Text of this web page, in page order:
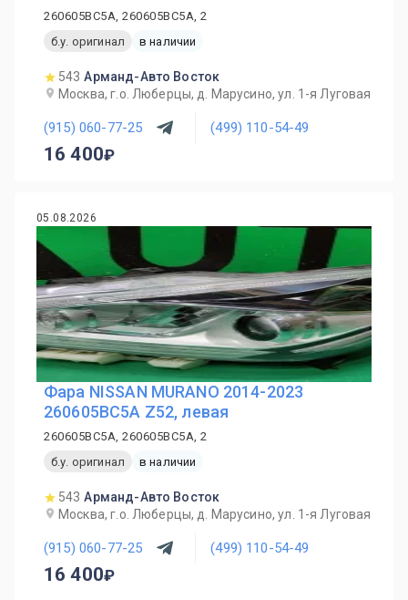
260605BC5A, 260605BC5A, 2
б.у. оригинал
в наличии
543 Арманд-Авто Восток
Москва, г.о. Люберцы, д. Марусино, ул. 1-я Луговая
(915) 060-77-25 (499) 110-54-49
16 400
05.08.2026
Фара NISSAN MURANO 2014-2023
260605BC5A Z52, левая
260605BC5A, 260605BC5A, 2
б.у. оригинал
в наличии
543 Арманд-Авто Восток
Москва, г.о. Люберцы, д. Марусино, ул. 1-я Луговая
(915) 060-77-25 (499) 110-54-49
16 400